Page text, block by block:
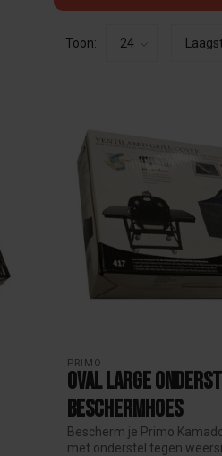
Toon:
PRIMO
Oval Large
beschermhoes
Bescherm je Primo
met onderstel tegen